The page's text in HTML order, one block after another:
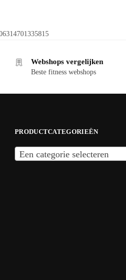
Webshops vergelijken
Beste fitness webshops
PRODUCTCATEGORIEËN
Een categorie selecteren